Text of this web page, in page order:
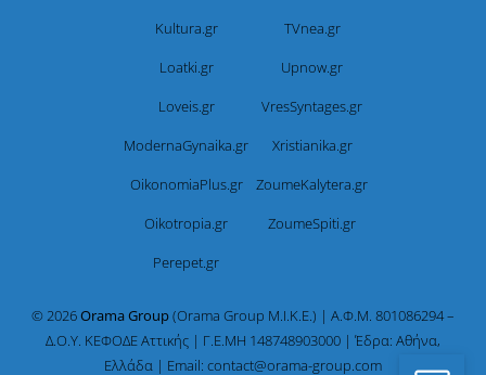
Kultura.gr
TVnea.gr
Loatki.gr
Upnow.gr
Loveis.gr
VresSyntages.gr
ModernaGynaika.gr
Xristianika.gr
OikonomiaPlus.gr
ZoumeKalytera.gr
Oikotropia.gr
ZoumeSpiti.gr
Perepet.gr
© 2026Orama Group(Orama Group Μ.Ι.Κ.Ε.) | Α.Φ.Μ. 801086294 –
Δ.Ο.Υ. ΚΕΦΟΔΕ Αττικής | Γ.Ε.ΜΗ 148748903000 | Έδρα: Αθήνα,
Ελλάδα | Email: contact@orama-group.com